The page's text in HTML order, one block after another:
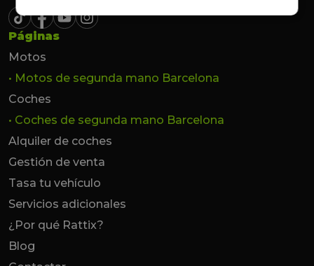
Páginas
Motos
• Motos de segunda mano Barcelona
Coches
• Coches de segunda mano Barcelona
Alquiler de coches
Gestión de venta
Tasa tu vehículo
Servicios adicionales
¿Por qué Rattix?
Blog